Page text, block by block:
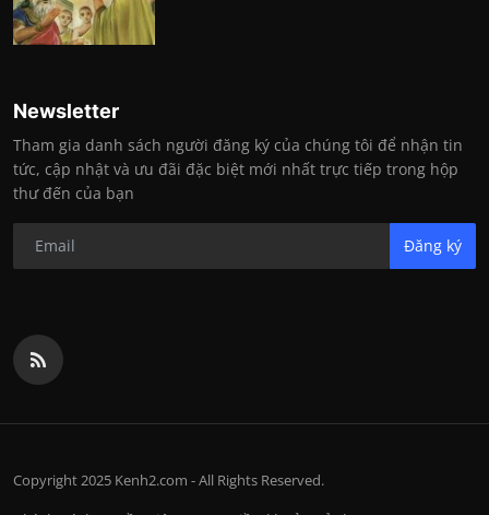
Newsletter
Tham gia danh sách người đăng ký của chúng tôi để nhận tin
tức, cập nhật và ưu đãi đặc biệt mới nhất trực tiếp trong hộp
thư đến của bạn
Đăng ký
Copyright 2025 Kenh2.com - All Rights Reserved.